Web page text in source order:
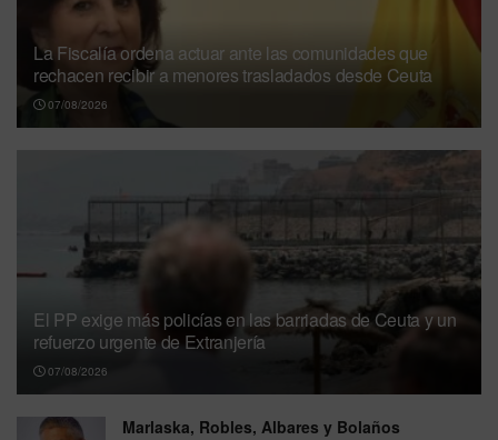
La Fiscalía ordena actuar ante las comunidades que
rechacen recibir a menores trasladados desde Ceuta
07/08/2026
El PP exige más policías en las barriadas de Ceuta y un
refuerzo urgente de Extranjería
07/08/2026
Marlaska, Robles, Albares y Bolaños